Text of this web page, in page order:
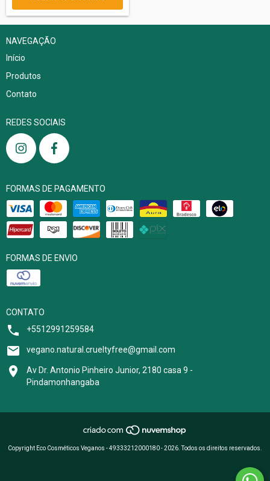
NAVEGAÇÃO
Início
Produtos
Contato
REDES SOCIAIS
FORMAS DE PAGAMENTO
FORMAS DE ENVIO
CONTATO
+5512991259584
vegano.natural.crueltyfree@gmail.com
Av Dr. Antonio Pinheiro Junior, 2180 casa 9 -
Pindamonhangaba
Copyright Eco Cosméticos Veganos - 49333212000180 - 2026. Todos os direitos reservados.